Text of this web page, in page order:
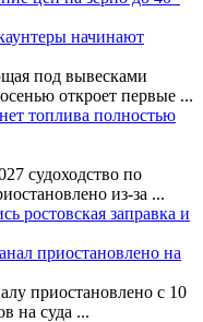
начинают
под вывесками
откроет первые ...
топлива полностью
судоходство по
из-за ...
ростовская заправка и
приостановлено на
приостановлено с 10
на суда ...